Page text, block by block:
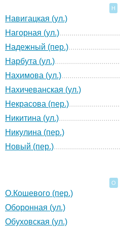
Н
Навигацкая (ул.)
Нагорная (ул.)
Надежный (пер.)
Нарбута (ул.)
Нахимова (ул.)
Нахичеванская (ул.)
Некрасова (пер.)
Никитина (ул.)
Никулина (пер.)
Новый (пер.)
О
О.Кошевого (пер.)
Оборонная (ул.)
Обуховская (ул.)